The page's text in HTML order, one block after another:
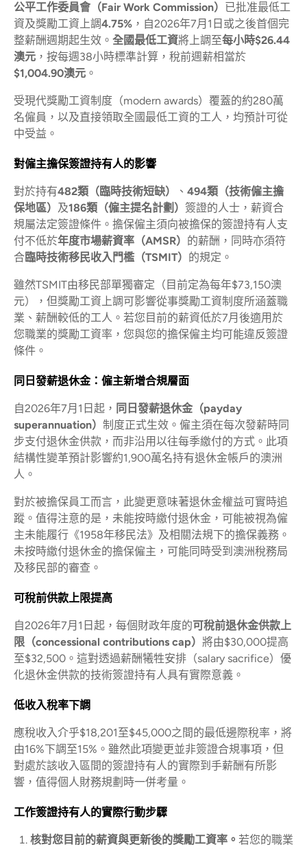
公平工作委員會（Fair Work Commission） 已批准最低工
資及獎勵工資上調4.75% ，自2026年7月1日或之後首個完
整薪酬週期起生效。 全國最低工資將上調至每小時$26.44
澳元 ，按每週38小時標準計算，稅前週薪相當於
$1,004.90澳元 。
受現代獎勵工資制度（modern awards）覆蓋的約280萬
名僱員，以及直接領取全國最低工資的工人，均預計可從
中受益。
對僱主擔保簽證持有人的影響
對於持有482類（臨時技術短缺） 、 494類（技術僱主擔
保地區） 及186類（僱主提名計劃） 簽證的人士，薪資合
規屬法定簽證條件。擔保僱主須向被擔保的簽證持有人支
付不低於年度市場薪資率（AMSR） 的薪酬，同時亦須符
合臨時技術移民收入門檻（TSMIT） 的規定。
雖然TSMIT由移民部單獨審定（目前定為每年$73,150澳
元），但獎勵工資上調可影響從事獎勵工資制度所涵蓋職
業、薪酬較低的工人。若您目前的薪資低於7月後適用於
您職業的獎勵工資率，您與您的擔保僱主均可能違反簽證
條件。
同日發薪退休金：僱主新增合規層面
自2026年7月1日起， 同日發薪退休金（payday
superannuation） 制度正式生效。僱主須在每次發薪時同
步支付退休金供款，而非沿用以往每季繳付的方式。此項
結構性變革預計影響約1,900萬名持有退休金帳戶的澳洲
人。
對於被擔保員工而言，此變更意味著退休金權益可實時追
蹤。值得注意的是，未能按時繳付退休金，可能被視為僱
主未能履行《1958年移民法》及相關法規下的擔保義務。
未按時繳付退休金的擔保僱主，可能同時受到澳洲稅務局
及移民部的審查。
可稅前供款上限提高
自2026年7月1日起，每個財政年度的可稅前退休金供款上
限（concessional contributions cap） 將由$30,000提高
至$32,500。這對透過薪酬犧牲安排（salary sacrifice）優
化退休金供款的技術簽證持有人具有實際意義。
低收入稅率下調
應稅收入介乎$18,201至$45,000之間的最低邊際稅率，將
由16%下調至15%。雖然此項變更並非簽證合規事項，但
對處於該收入區間的簽證持有人的實際到手薪酬有所影
響，值得個人財務規劃時一併考量。
工作簽證持有人的實際行動步驟
核對您目前的薪資與更新後的獎勵工資率。 若您的職業